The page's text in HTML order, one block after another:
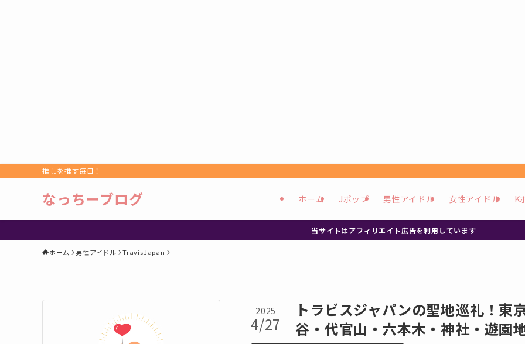
推しを推す毎日！
なっちーブログ ホーム Jポップ 男性アイドル 女性アイドル K
当サイトはアフィリエイト広告を利用しています
ホーム 男性アイドル TravisJapan
トラビスジャパンの聖地巡礼！東
谷・代官山・六本木・神社・遊園
2025
4/27